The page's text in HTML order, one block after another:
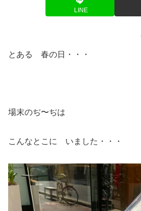
LINE
とある 春の日・・・
場末のぢ〜ぢは
こんなとこに いました・・・